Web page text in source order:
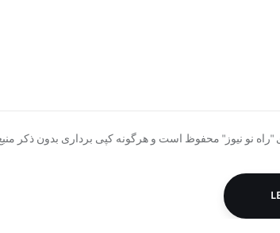
نو نیوز" محفوظ است و هرگونه کپی برداری بدون ذکر